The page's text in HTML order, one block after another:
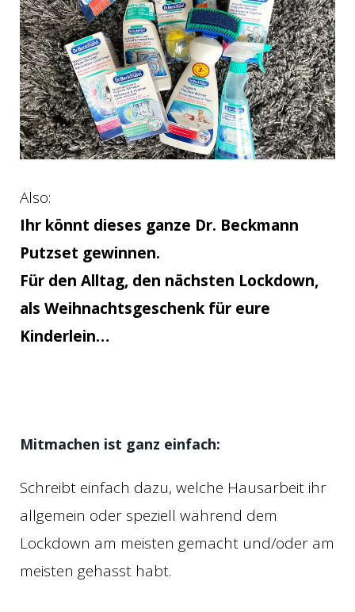
Also:
Ihr könnt dieses ganze Dr. Beckmann
Putzset gewinnen.
Für den Alltag, den nächsten Lockdown,
als Weihnachtsgeschenk für eure
Kinderlein…
Mitmachen ist ganz einfach:
Schreibt einfach dazu, welche Hausarbeit ihr
allgemein oder speziell während dem
Lockdown am meisten gemacht und/oder am
meisten gehasst habt.